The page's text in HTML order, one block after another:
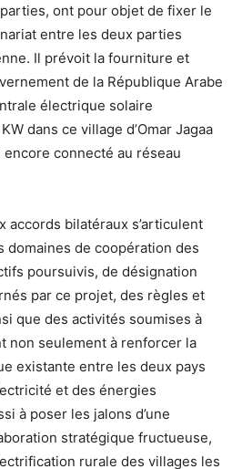
ont pour objet de fixer le
entre les deux parties
Il prévoit la fourniture et
de la République Arabe
électrique solaire
dans ce village d’Omar Jagaa
encore connecté au réseau
accords bilatéraux s’articulent
domaines de coopération des
poursuivis, de désignation
par ce projet, des règles et
que des activités soumises à
non seulement à renforcer la
existante entre les deux pays
et des énergies
à poser les jalons d’une
stratégique fructueuse,
rurale des villages les